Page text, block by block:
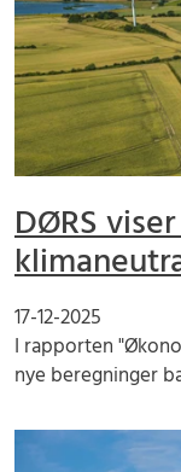
DØRS
17-12-2025
I rapporten
nye beregninger